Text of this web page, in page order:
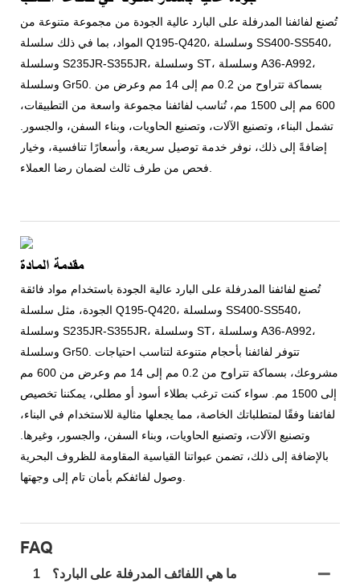
تُصنع لفائفنا المدرفلة على البارد عالية الجودة من مجموعة متنوعة من
المواد، بما في ذلك سلسلة Q195-Q420، وسلسلة SS400-SS540،
وسلسلة S235JR-S355JR، وسلسلة ST، وسلسلة A36-A992،
وسلسلة Gr50. بسماكة تتراوح من 0.2 مم إلى 14 مم وعرض من
600 مم إلى 1500 مم، تُناسب لفائفنا مجموعة واسعة من التطبيقات،
تشمل البناء، وتصنيع الآلات، وتصنيع الحاويات، وبناء السفن، والجسور.
إضافةً إلى ذلك، نوفر خدمة توصيل سريعة، وأسعارًا تنافسية، وخيار
مقدمة المادة
تُصنع لفائفنا المدرفلة على البارد عالية الجودة باستخدام مواد فائقة
الجودة، مثل سلسلة Q195-Q420، وسلسلة SS400-SS540،
وسلسلة S235JR-S355JR، وسلسلة ST، وسلسلة A36-A992،
وسلسلة Gr50. تتوفر لفائفنا بأحجام متنوعة لتناسب احتياجات
مشروعك، بسماكة تتراوح من 0.2 مم إلى 14 مم وعرض من 600 مم
إلى 1500 مم. سواء كنت ترغب بطلاء أسود أو مطلي، يمكننا تخصيص
لفائفنا وفقًا لمتطلباتك الخاصة، مما يجعلها مثالية للاستخدام في البناء،
وتصنيع الآلات، وتصنيع الحاويات، وبناء السفن، والجسور، وغيرها.
بالإضافة إلى ذلك، تضمن عبواتنا القياسية المقاومة للظروف البحرية
FAQ
1 ما هي اللفائف المدرفلة على البارد؟